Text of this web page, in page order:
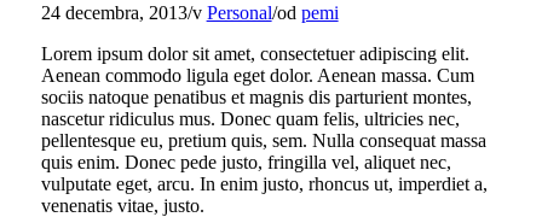
24 decembra, 2013/v Personal/od pemi
Lorem ipsum dolor sit amet, consectetuer adipiscing elit.
Aenean commodo ligula eget dolor. Aenean massa. Cum
sociis natoque penatibus et magnis dis parturient montes,
nascetur ridiculus mus. Donec quam felis, ultricies nec,
pellentesque eu, pretium quis, sem. Nulla consequat massa
quis enim. Donec pede justo, fringilla vel, aliquet nec,
vulputate eget, arcu. In enim justo, rhoncus ut, imperdiet a,
venenatis vitae, justo.